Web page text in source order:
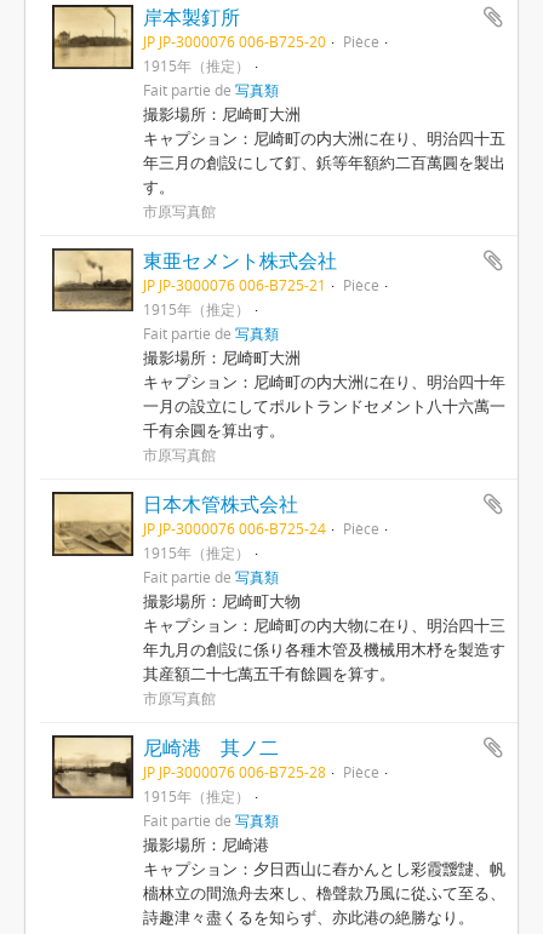
岸本製釘所
JP JP-3000076 006-B725-20
Pièce
1915年（推定）
Fait partie de 写真類
撮影場所：尼崎町大洲
キャプション：尼崎町の内大洲に在り、明治四十五
年三月の創設にして釘、鋲等年額約二百萬圓を製出
す。
市原写真館
東亜セメント株式会社
JP JP-3000076 006-B725-21
Pièce
1915年（推定）
Fait partie de 写真類
撮影場所：尼崎町大洲
キャプション：尼崎町の内大洲に在り、明治四十年
一月の設立にしてポルトランドセメント八十六萬一
千有余圓を算出す。
市原写真館
日本木管株式会社
JP JP-3000076 006-B725-24
Pièce
1915年（推定）
Fait partie de 写真類
撮影場所：尼崎町大物
キャプション：尼崎町の内大物に在り、明治四十三
年九月の創設に係り各種木管及機械用木杼を製造す
其産額二十七萬五千有餘圓を算す。
市原写真館
尼崎港 其ノ二
JP JP-3000076 006-B725-28
Pièce
1915年（推定）
Fait partie de 写真類
撮影場所：尼崎港
キャプション：夕日西山に舂かんとし彩霞靉靆、帆
檣林立の間漁舟去來し、櫓聲款乃風に從ふて至る、
詩趣津々盡くるを知らず、亦此港の絶勝なり。